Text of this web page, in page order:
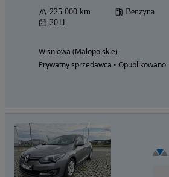
225 000 km Benzyna
2011
Wiśniowa (Małopolskie)
Prywatny sprzedawca • Opublikowano